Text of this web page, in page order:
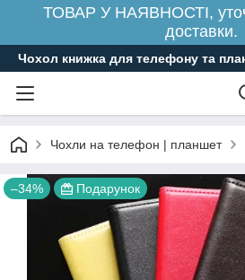
ТОВАР У НАЯВНОСТІ,
доставки.
Чохол книжка для телефону та
Чохли на телефон | планшет
–34% Подарунок